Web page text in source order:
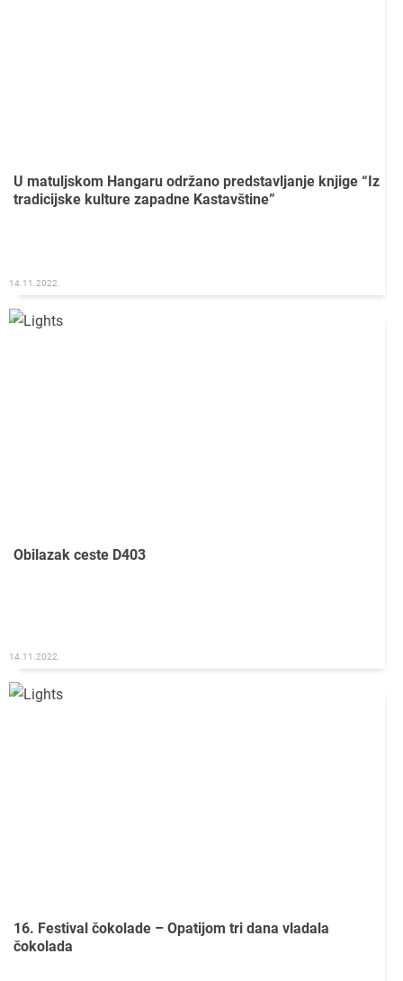
U matuljskom Hangaru održano predstavljanje knjige “Iz
tradicijske kulture zapadne Kastavštine”
14.11.2022.
Obilazak ceste D403
14.11.2022.
16. Festival čokolade – Opatijom tri dana vladala
čokolada